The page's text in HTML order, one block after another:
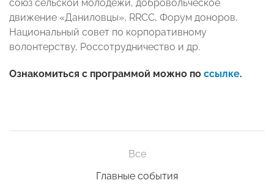
союз сельской молодежи, добровольческое
движение «Даниловцы», RRCC, Форум доноров,
Национальный совет по корпоративному
волонтерству, Россотрудничество и др.
Ознакомиться с программой можно по ссылке.
Все
Главные события